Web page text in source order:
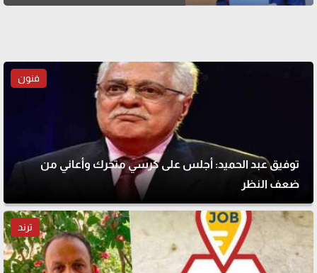
فنون
توفيق عبد الحميد: أجلس على كرسي متحرك وأعاني من
ضعف النظر
ترند